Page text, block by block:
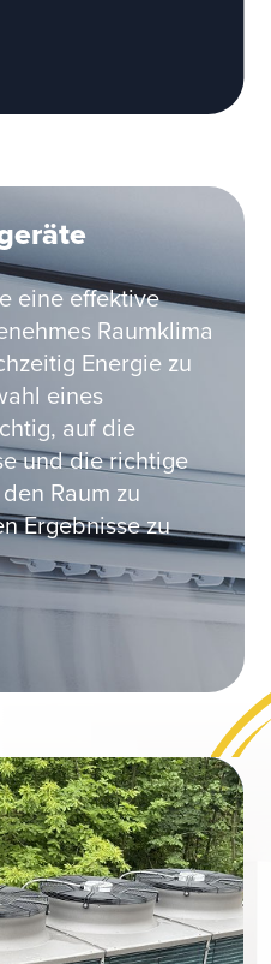
eine effektive
Raumklima
Energie zu
eines
auf die
und die richtige
Raum zu
Ergebnisse zu